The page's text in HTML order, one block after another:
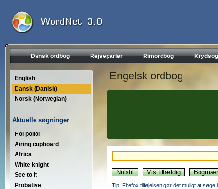
Dansk ordbog Rejseparlør Rimordbog
English
Dansk (Danish)
Norsk (Norwegian)
Aktuelle søgninger
Hoi polloi
Airing cupboard
Africa
White knight
See to it
Probative
Engelsk ordbog
Tip: Firefox tilføjelsen gør det muligt at søge